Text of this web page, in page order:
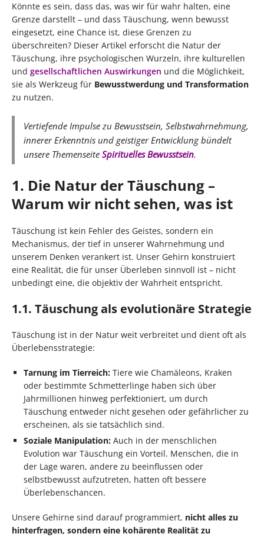
Könnte es sein, dass das, was wir für wahr halten, eine
Grenze darstellt – und dass Täuschung, wenn bewusst
eingesetzt, eine Chance ist, diese Grenzen zu
überschreiten? Dieser Artikel erforscht die Natur der
Täuschung, ihre psychologischen Wurzeln, ihre kulturellen
und gesellschaftlichen Auswirkungen und die Möglichkeit,
sie als Werkzeug für Bewusstwerdung und Transformation
zu nutzen.
Vertiefende Impulse zu Bewusstsein, Selbstwahrnehmung,
innerer Erkenntnis und geistiger Entwicklung bündelt
unsere Themenseite Spirituelles Bewusstsein.
1. Die Natur der Täuschung –
Warum wir nicht sehen, was ist
Täuschung ist kein Fehler des Geistes, sondern ein
Mechanismus, der tief in unserer Wahrnehmung und
unserem Denken verankert ist. Unser Gehirn konstruiert
eine Realität, die für unser Überleben sinnvoll ist – nicht
unbedingt eine, die objektiv der Wahrheit entspricht.
1.1. Täuschung als evolutionäre Strategie
Täuschung ist in der Natur weit verbreitet und dient oft als
Überlebensstrategie:
Tarnung im Tierreich: Tiere wie Chamäleons, Kraken
oder bestimmte Schmetterlinge haben sich über
Jahrmillionen hinweg perfektioniert, um durch
Täuschung entweder nicht gesehen oder gefährlicher zu
erscheinen, als sie tatsächlich sind.
Soziale Manipulation: Auch in der menschlichen
Evolution war Täuschung ein Vorteil. Menschen, die in
der Lage waren, andere zu beeinflussen oder
selbstbewusst aufzutreten, hatten oft bessere
Überlebenschancen.
Unsere Gehirne sind darauf programmiert, nicht alles zu
hinterfragen, sondern eine kohärente Realität zu